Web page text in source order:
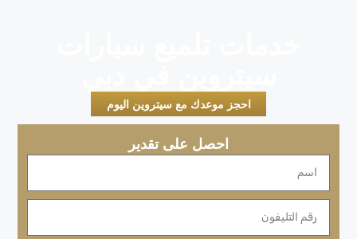
احجز موعدك مع سيتروين اليوم
احصل على تقدير